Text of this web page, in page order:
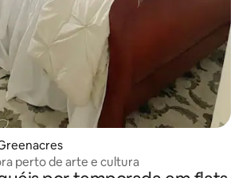
perto de arte e cultura